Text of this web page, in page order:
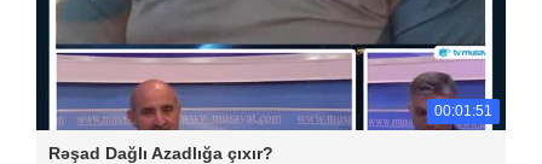
00:01:51
Rəşad Dağlı Azadlığa çıxır?